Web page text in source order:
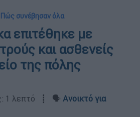
Πώς συνέβησαν όλα
επιτέθηκε με
και ασθενείς
της πόλης
1 λεπτό ┋ 🗣️ Ανοικτό για